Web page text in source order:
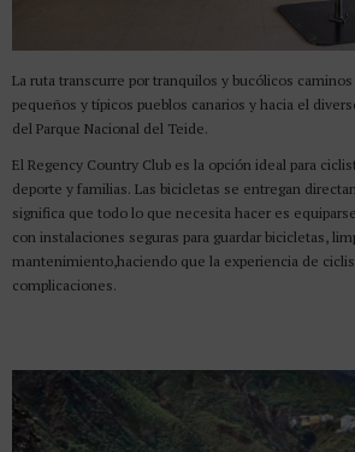
La ruta transcurre por tranquilos y bucólicos
pequeños y típicos pueblos canarios y hacia el
del Parque Nacional del Teide.
El Regency Country Club es la opción ideal para
deporte y familias. Las bicicletas se entregan
significa que todo lo que necesita hacer es
con instalaciones seguras para guardar bicicletas,
mantenimiento,haciendo que la experiencia de
complicaciones.